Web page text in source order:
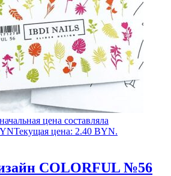
цена составляла
Текущая цена: 2.40 BYN.
COLORFUL №56